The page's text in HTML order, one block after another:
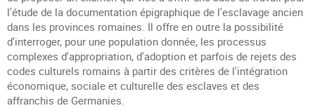
l'étude de la documentation épigraphique de l'esclavage ancien
dans les provinces romaines. Il offre en outre la possibilité
d'interroger, pour une population donnée, les processus
complexes d'appropriation, d'adoption et parfois de rejets des
codes culturels romains à partir des critères de l'intégration
économique, sociale et culturelle des esclaves et des
affranchis de Germanies.